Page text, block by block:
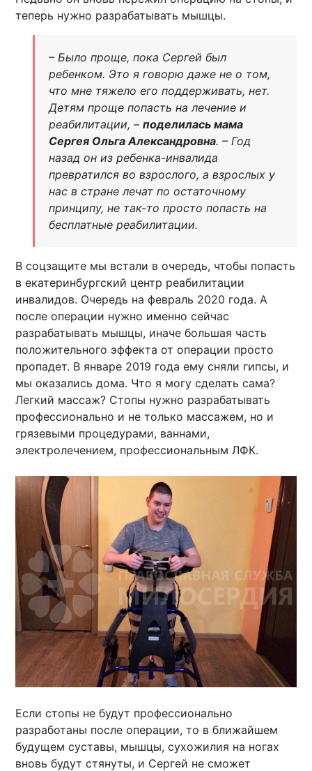
теперь нужно разрабатывать мышцы.
– Было проще, пока Сергей был
ребенком. Это я говорю даже не о том,
что мне тяжело его поддерживать, нет.
Детям проще попасть на лечение и
реабилитации, – поделилась мама
Сергея Ольга Александровна. – Год
назад он из ребенка-инвалида
превратился во взрослого, а взрослых у
нас в стране лечат по остаточному
принципу, не так-то просто попасть на
бесплатные реабилитации.
В соцзащите мы встали в очередь, чтобы попасть
в екатеринбургский центр реабилитации
инвалидов. Очередь на февраль 2020 года. А
после операции нужно именно сейчас
разрабатывать мышцы, иначе большая часть
положительного эффекта от операции просто
пропадет. В январе 2019 года ему сняли гипсы, и
мы оказались дома. Что я могу сделать сама?
Легкий массаж? Стопы нужно разрабатывать
профессионально и не только массажем, но и
грязевыми процедурами, ваннами,
электролечением, профессиональным ЛФК.
Если стопы не будут профессионально
разработаны после операции, то в ближайшем
будущем суставы, мышцы, сухожилия на ногах
вновь будут стянуты, и Сергей не сможет